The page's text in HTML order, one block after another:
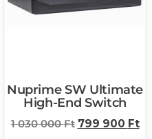
Nuprime SW Ultimate
High-End Switch
1 030 000Ft 799 900 Ft